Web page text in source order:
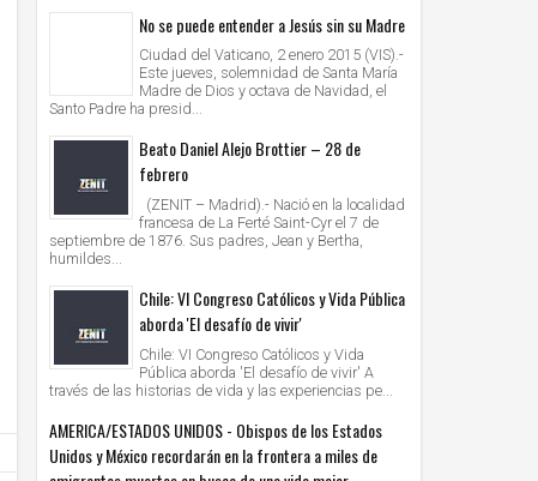
No se puede entender a Jesús sin su Madre
Ciudad del Vaticano, 2 enero 2015 (VIS).-
Este jueves, solemnidad de Santa María
Madre de Dios y octava de Navidad, el
Santo Padre ha presid...
Beato Daniel Alejo Brottier – 28 de
febrero
(ZENIT – Madrid).- Nació en la localidad
francesa de La Ferté Saint-Cyr el 7 de
septiembre de 1876. Sus padres, Jean y Bertha,
humildes...
Chile: VI Congreso Católicos y Vida Pública
aborda 'El desafío de vivir'
Chile: VI Congreso Católicos y Vida
Pública aborda 'El desafío de vivir' A
través de las historias de vida y las experiencias pe...
AMERICA/ESTADOS UNIDOS - Obispos de los Estados
Unidos y México recordarán en la frontera a miles de